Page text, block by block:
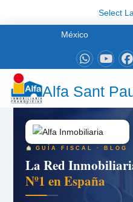
Select
México
Alfa Sant
GUÍA FISCAL · BLOG
La Red
Nº1 en España